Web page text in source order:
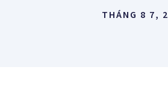
THÁNG 8 7,